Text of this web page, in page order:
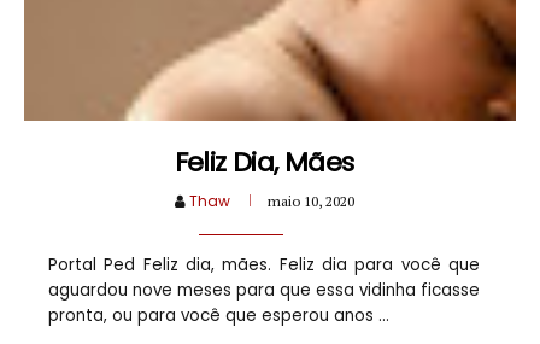
Feliz Dia, Mães
Thaw maio 10, 2020
Portal Ped Feliz dia, mães. Feliz dia para você que
aguardou nove meses para que essa vidinha ficasse
pronta, ou para você que esperou anos ...